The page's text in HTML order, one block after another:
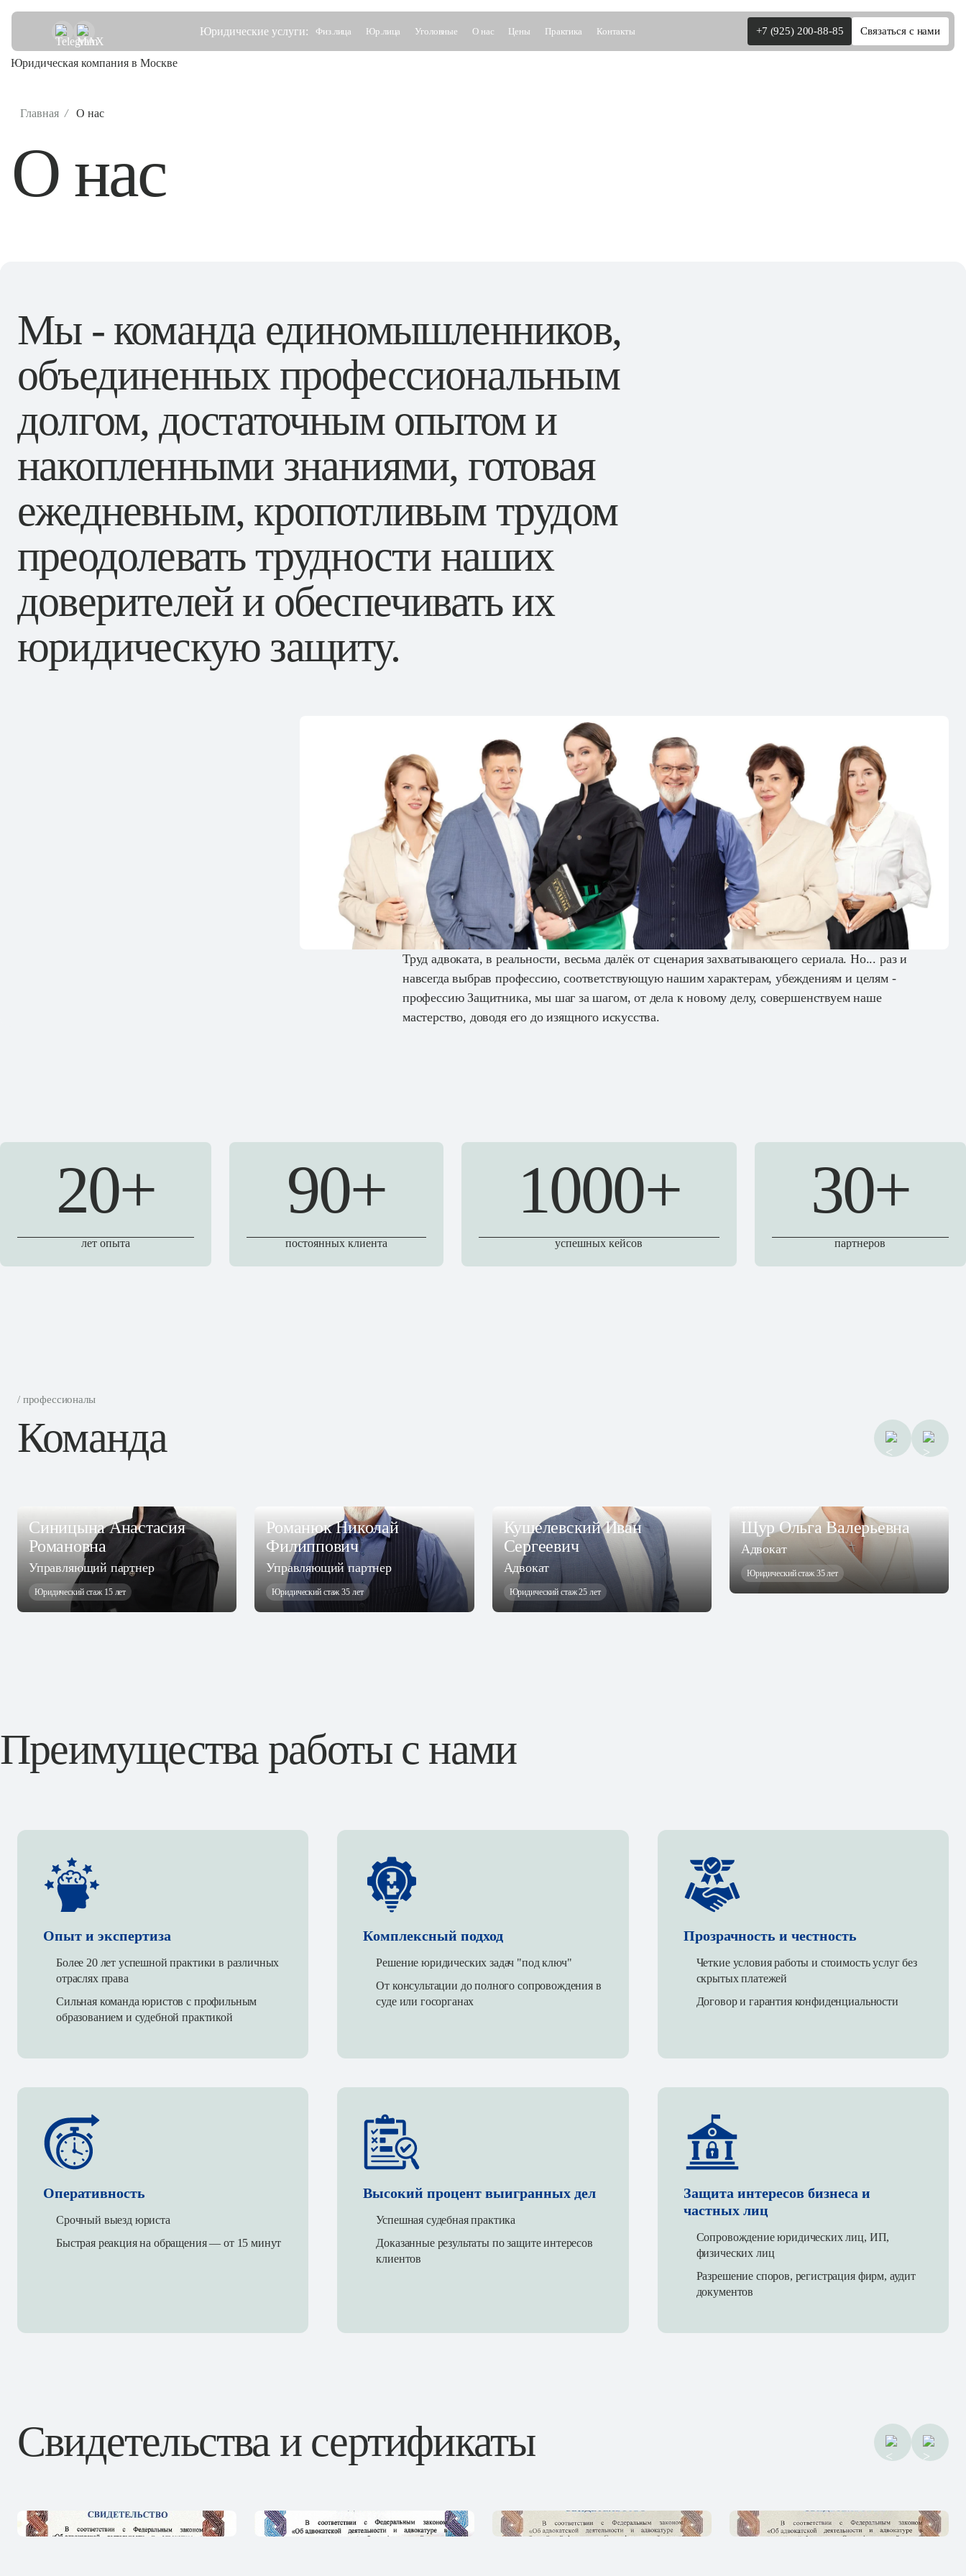
Юридические услуги: Физ.лица Юр.лица Уголовные О нас Цены Практика Контакты +7 (925) 200-88-85 Связаться с нами
Физ.лица
Юр.лица
Практика
Контакты
Юридическая компания в Москве
Главная / О нас
О нас
Мы - команда единомышленников,
объединенных профессиональным
долгом, достаточным опытом и
накопленными знаниями, готовая
ежедневным, кропотливым трудом
преодолевать трудности наших
доверителей и обеспечивать их
юридическую защиту.
Труд адвоката, в реальности, весьма далёк от сценария захватывающего сериала. Но... раз и
навсегда выбрав профессию, соответствующую нашим характерам, убеждениям и целям -
профессию Защитника, мы шаг за шагом, от дела к новому делу, совершенствуем наше
мастерство, доводя его до изящного искусства.
20+
лет опыта
90+
постоянных клиента
1000+
успешных кейсов
30+
партнеров
/ профессионалы
Команда
Синицына Анастасия
Романовна
Управляющий партнер
Юридический стаж 15 лет
Романюк Николай
Филиппович
Управляющий партнер
Юридический стаж 35 лет
Кушелевский Иван
Сергеевич
Адвокат
Юридический стаж 25 лет
Щур Ольга Валерьевна
Адвокат
Юридический стаж 35 лет
Преимущества работы с нами
Опыт и экспертиза
Более 20 лет успешной практики в различных
отраслях права
Сильная команда юристов с профильным
образованием и судебной практикой
Комплексный подход
Решение юридических задач "под ключ"
От консультации до полного сопровождения в
суде или госорганах
Прозрачность и честность
Четкие условия работы и стоимость услуг без
скрытых платежей
Договор и гарантия конфиденциальности
Оперативность
Срочный выезд юриста
Быстрая реакция на обращения — от 15 минут
Высокий процент выигранных дел
Успешная судебная практика
Доказанные результаты по защите интересов
клиентов
Защита интересов бизнеса и
частных лиц
Сопровождение юридических лиц, ИП,
физических лиц
Разрешение споров, регистрация фирм, аудит
документов
Свидетельства и сертификаты